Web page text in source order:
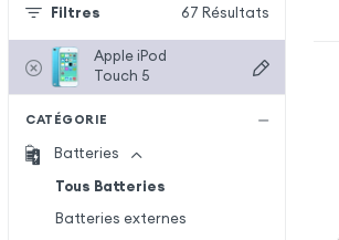
Filtres 67 Résultats
Apple iPod
Touch 5
CATÉGORIE
Batteries
Tous Batteries
Batteries externes